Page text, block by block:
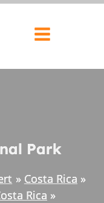
Park
Costa Rica
Rica